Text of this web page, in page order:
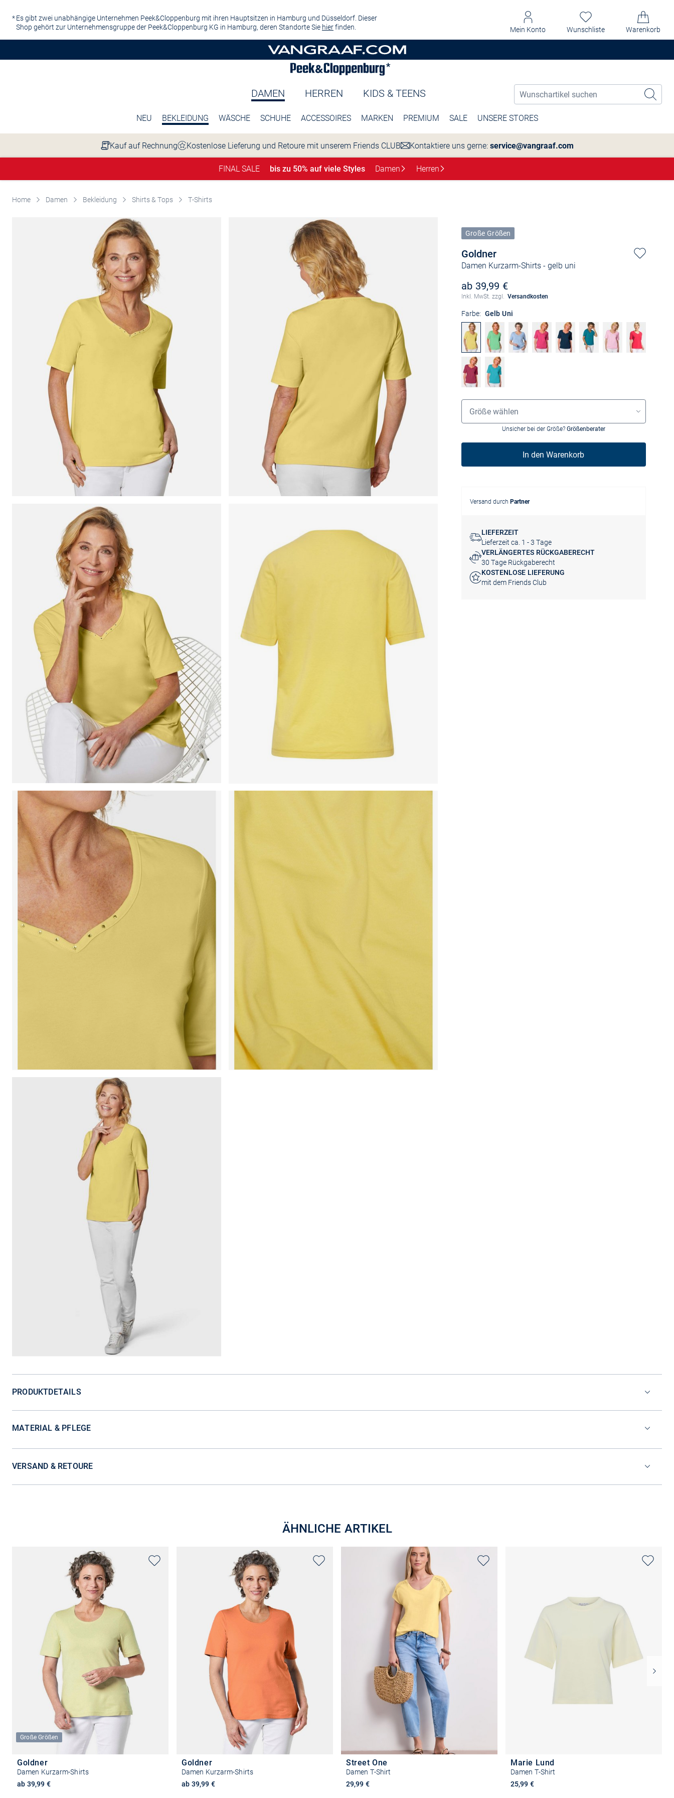
Es gibt zwei unabhängige Unternehmen Peek&Cloppenburg mit ihren Hauptsitzen in Hamburg und Düsseldorf. Dieser
Shop gehört zur Unternehmensgruppe der Peek&Cloppenburg KG in Hamburg, deren Standorte Sie hierfinden. Mein Konto Wunschliste Warenkorb
DAMEN HERREN KIDS & TEENS
NEU BEKLEIDUNG WÄSCHE SCHUHE ACCESSOIRES MARKEN PREMIUM SALE UNSERE STORES
Kauf auf Rechnung Kostenlose Lieferung und Retoure mit unserem Friends CLUB Kontaktiere uns gerne: service@vangraaf.com
FINAL SALE bis zu 50% auf viele Styles Damen Herren
Home Damen Bekleidung Shirts & Tops T-Shirts
Goldner
Damen Kurzarm-Shirts- gelb uni
Große Größen
ab 39,99 €
Inkl. MwSt. zzgl. Versandkosten
Farbe: Gelb Uni
Größenauswahl
Größe wählen
Unsicher bei der Größe? Größenberater
In den Warenkorb
Versand durch Partner
LIEFERZEIT
Lieferzeit ca. 1 - 3 Tage
VERLÄNGERTES RÜCKGABERECHT
30 Tage Rückgaberecht
KOSTENLOSE LIEFERUNG
mit dem Friends Club
PRODUKTDETAILS
MATERIAL & PFLEGE
VERSAND & RETOURE
ÄHNLICHE ARTIKEL
Große Größen
Goldner
Damen Kurzarm-Shirts
ab 39,99 €
Goldner
Damen Kurzarm-Shirts
ab 39,99 €
Street One
Damen T-Shirt
29,99 €
Marie Lund
Damen T-Shirt
25,99 €